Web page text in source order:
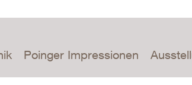
Poinger Impressionen